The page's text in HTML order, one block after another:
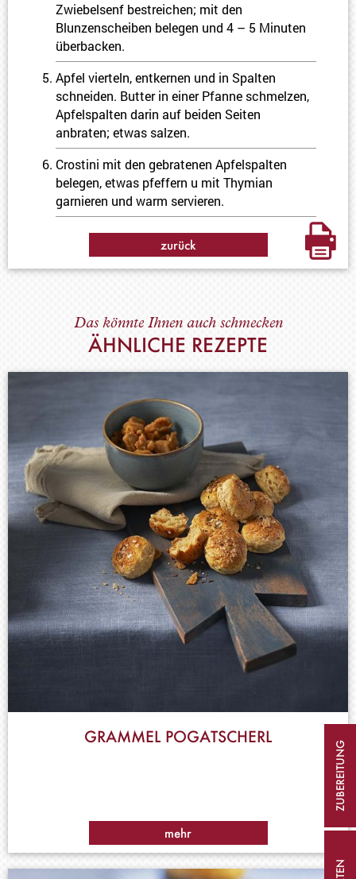
Zwiebelsenf bestreichen; mit den
Blunzenscheiben belegen und 4 – 5 Minuten
überbacken.
Apfel vierteln, entkernen und in Spalten
schneiden. Butter in einer Pfanne schmelzen,
Apfelspalten darin auf beiden Seiten
anbraten; etwas salzen.
Crostini mit den gebratenen Apfelspalten
belegen, etwas pfeffern u mit Thymian
garnieren und warm servieren.
zurück
ZUBEREITUNG
Das könnte Ihnen auch schmecken
ÄHNLICHE REZEPTE
GRAMMEL POGATSCHERL
mehr